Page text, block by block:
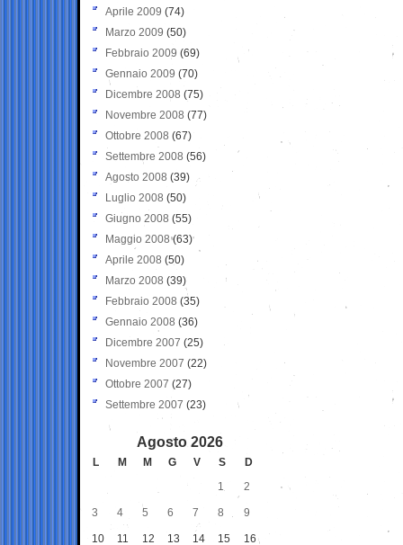
Aprile 2009 (74)
Marzo 2009 (50)
Febbraio 2009 (69)
Gennaio 2009 (70)
Dicembre 2008 (75)
Novembre 2008 (77)
Ottobre 2008 (67)
Settembre 2008 (56)
Agosto 2008 (39)
Luglio 2008 (50)
Giugno 2008 (55)
Maggio 2008(63)
Aprile 2008 (50)
Marzo 2008 (39)
Febbraio 2008 (35)
Gennaio 2008 (36)
Dicembre 2007 (25)
Novembre 2007 (22)
Ottobre 2007 (27)
Settembre 2007 (23)
Agosto 2026
L M M G V S
D
1
2
3 4 5 6 7 8 9
10 11 12 13 14 15 16